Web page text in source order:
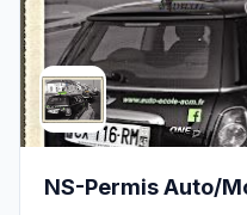
NS-Permis Auto/